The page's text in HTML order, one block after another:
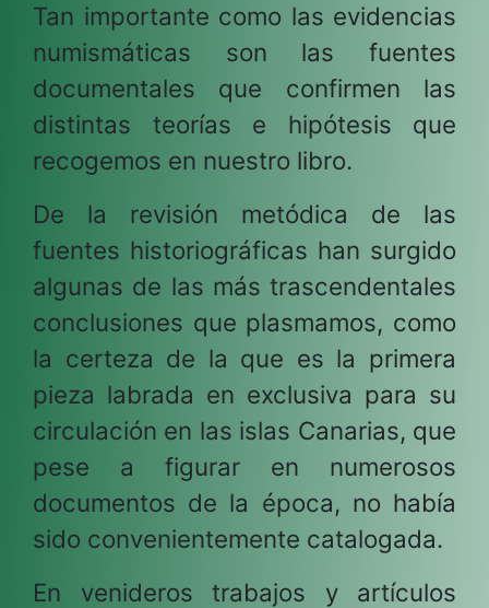
Tan importante como las evidencias
numismáticas son las fuentes
documentales que confirmen las
distintas teorías e hipótesis que
recogemos en nuestro libro.
De la revisión metódica de las
fuentes historiográficas han surgido
algunas de las más trascendentales
conclusiones que plasmamos, como
la certeza de la que es la primera
pieza labrada en exclusiva para su
circulación en las islas Canarias, que
pese a figurar en numerosos
documentos de la época, no había
sido convenientemente catalogada.
En venideros trabajos y artículos